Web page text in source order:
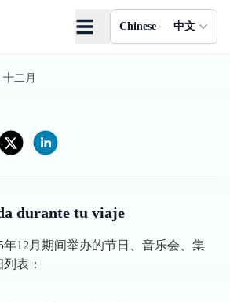
Chinese — 中文
二月
durante tu viaje
年12月期间举办的节日、音乐会、集
表：